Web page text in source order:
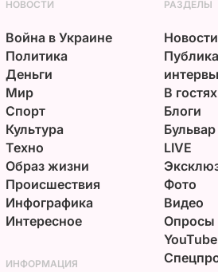
НОВОСТИ
Война в Украине
Политика
Деньги
Мир
Спорт
Культура
Техно
Образ жизни
Происшествия
Инфографика
Интересное
РАЗДЕЛЫ
Новости
В
Блоги
Бульвар
LIVE
Фото
Видео
Опросы
ИНФОРМАЦИЯ